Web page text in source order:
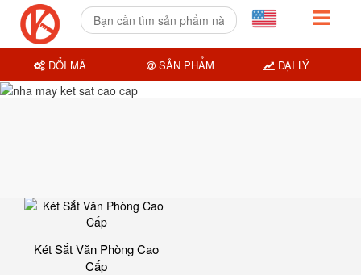
Két Sắt Văn Phòng Cao
Cấp
ĐỔI MÃ SẢN PHẨM ĐẠI LÝ